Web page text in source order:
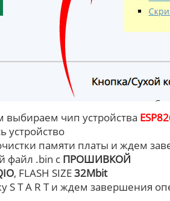
выбираем чип устройства
устройство
памяти платы и ждем
файл .bin с ПРОШИВКОЙ
, FLASH SIZE32Mbit
S T A R T и ждем завершения